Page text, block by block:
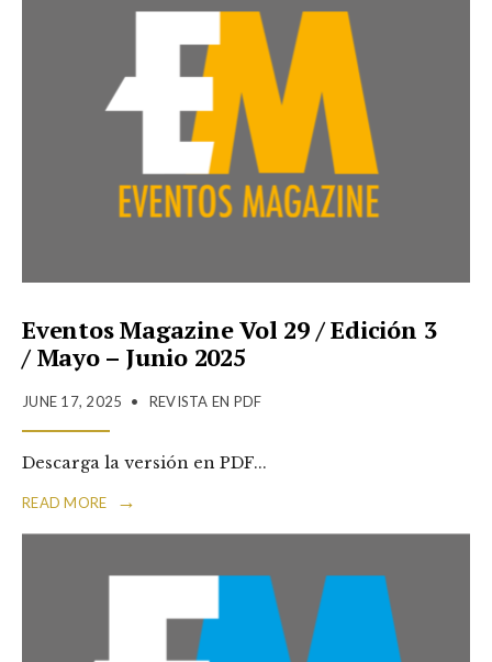
Eventos Magazine Vol 29 / Edición 3
/ Mayo – Junio 2025
JUNE 17, 2025 • REVISTA EN PDF
Descarga la versión en PDF...
READ MORE →